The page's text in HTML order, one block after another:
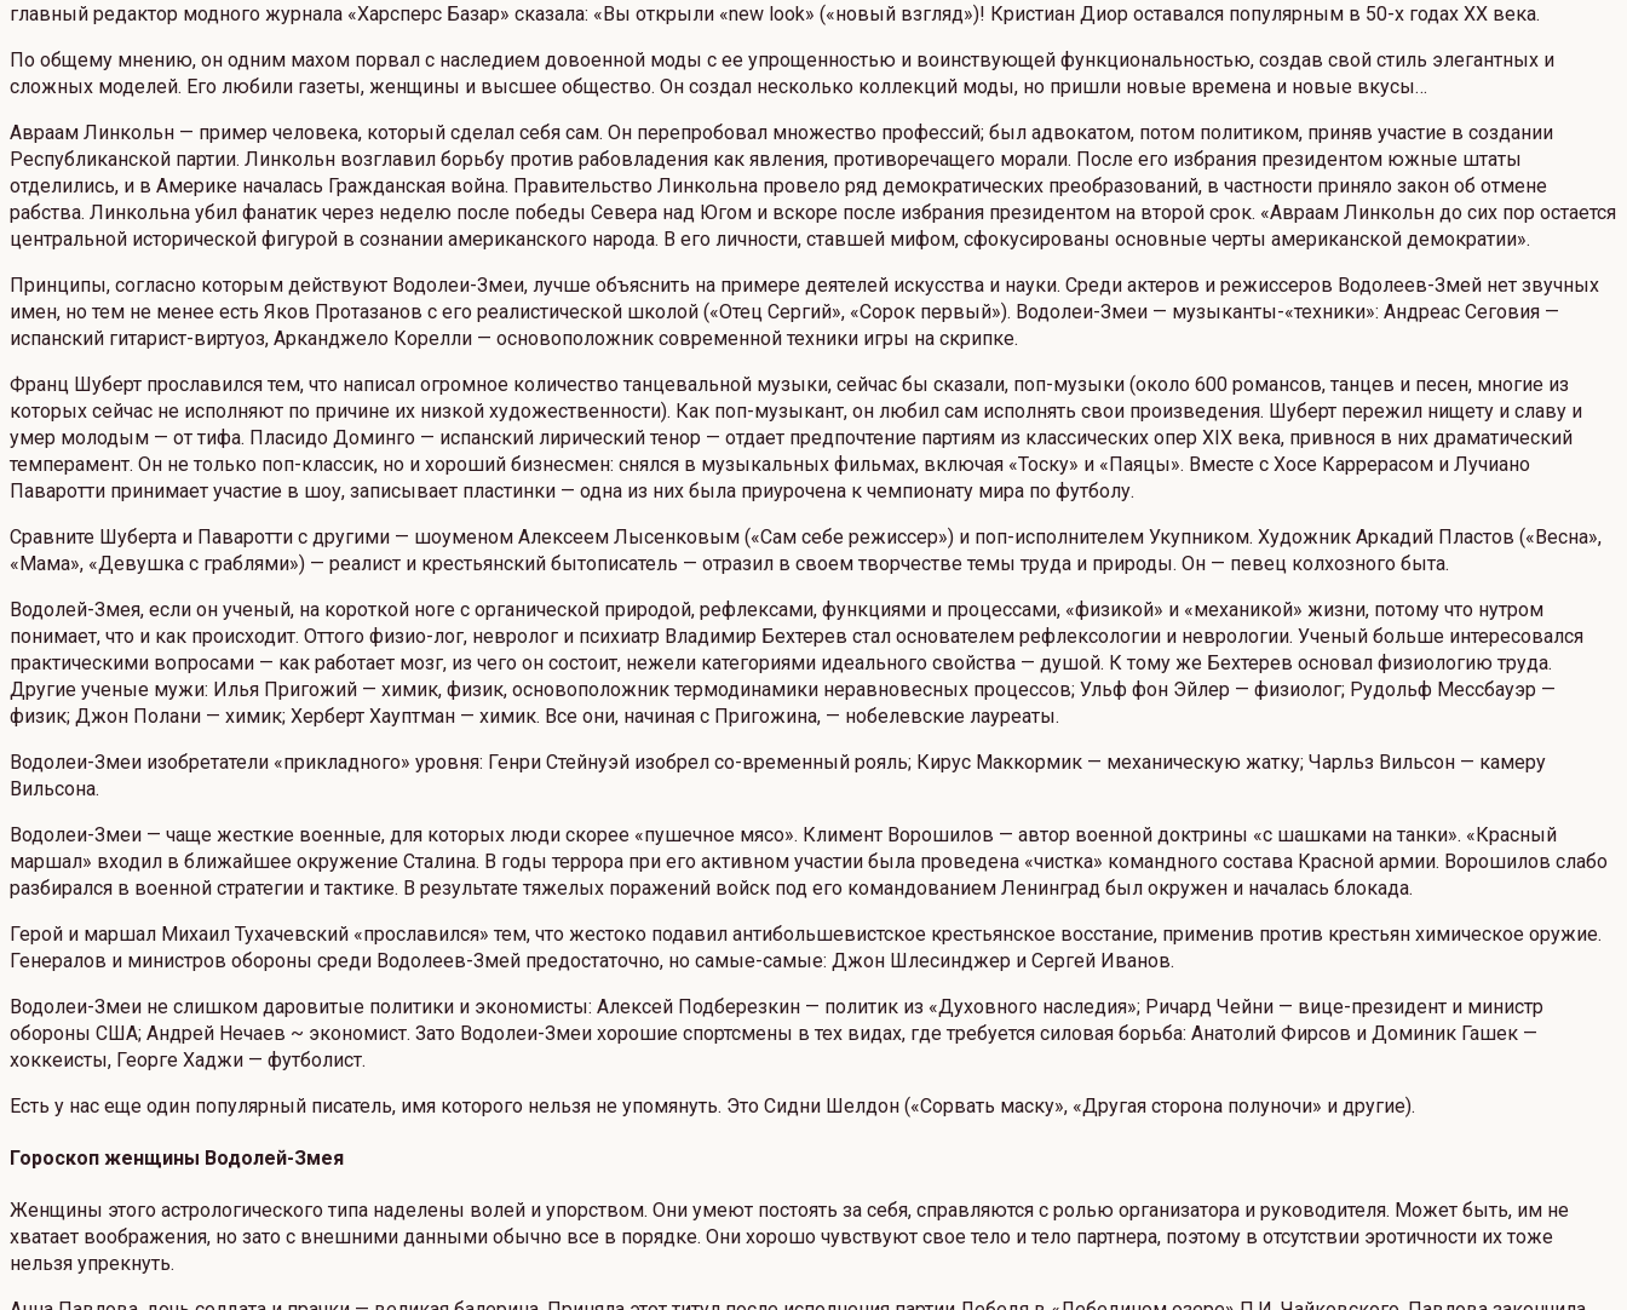
главный редактор модного журнала «Харсперс Базар» сказала: «Вы открыли «new look» («новый взгляд»)! Кристиан Диор оставался популярным в 50-х годах XX века.
По общему мнению, он одним махом порвал с наследием довоенной моды с ее упрощенностью и воинствующей функциональностью, создав свой стиль элегантных и
сложных моделей. Его любили газеты, женщины и высшее общество. Он создал несколько коллекций моды, но пришли новые времена и новые вкусы…
Авраам Линкольн — пример человека, который сделал себя сам. Он перепробовал множество профессий; был адвокатом, потом политиком, приняв участие в создании
Республиканской партии. Линкольн возглавил борьбу против рабовладения как явления, противоречащего морали. После его избрания президентом южные штаты
отделились, и в Америке началась Гражданская война. Правительство Линкольна провело ряд демократических преобразований, в частности приняло закон об отмене
рабства. Линкольна убил фанатик через неделю после победы Севера над Югом и вскоре после избрания президентом на второй срок. «Авраам Линкольн до сих пор остается
центральной исторической фигурой в сознании американского народа. В его личности, ставшей мифом, сфокусированы основные черты американской демократии».
Принципы, согласно которым действуют Водолеи-Змеи, лучше объяснить на примере деятелей искусства и науки. Среди актеров и режиссеров Водолеев-Змей нет звучных
имен, но тем не менее есть Яков Протазанов с его реалистической школой («Отец Сергий», «Сорок первый»). Водолеи-Змеи — музыканты-«техники»: Андреас Сеговия —
испанский гитарист-виртуоз, Арканджело Корелли — основоположник современной техники игры на скрипке.
Франц Шуберт прославился тем, что написал огромное количество танцевальной музыки, сейчас бы сказали, поп-музыки (около 600 романсов, танцев и песен, многие из
которых сейчас не исполняют по причине их низкой художественности). Как поп-музыкант, он любил сам исполнять свои произведения. Шуберт пережил нищету и славу и
умер молодым — от тифа. Пласидо Доминго — испанский лирический тенор — отдает предпочтение партиям из классических опер XIX века, привнося в них драматический
темперамент. Он не только поп-классик, но и хороший бизнесмен: снялся в музыкальных фильмах, включая «Тоску» и «Паяцы». Вместе с Хосе Каррерасом и Лучиано
Паваротти принимает участие в шоу, записывает пластинки — одна из них была приурочена к чемпионату мира по футболу.
Сравните Шуберта и Паваротти с другими — шоуменом Алексеем Лысенковым («Сам себе режиссер») и поп-исполнителем Укупником. Художник Аркадий Пластов («Весна»,
«Мама», «Девушка с граблями») — реалист и крестьянский бытописатель — отразил в своем творчестве темы труда и природы. Он — певец колхозного быта.
Водолей-Змея, если он ученый, на короткой ноге с органической природой, рефлексами, функциями и процессами, «физикой» и «механикой» жизни, потому что нутром
понимает, что и как происходит. Оттого физио-лог, невролог и психиатр Владимир Бехтерев стал основателем рефлексологии и неврологии. Ученый больше интересовался
практическими вопросами — как работает мозг, из чего он состоит, нежели категориями идеального свойства — душой. К тому же Бехтерев основал физиологию труда.
Другие ученые мужи: Илья Пригожий — химик, физик, основоположник термодинамики неравновесных процессов; Ульф фон Эйлер — физиолог; Рудольф Мессбауэр —
физик; Джон Полани — химик; Херберт Хауптман — химик. Все они, начиная с Пригожина, — нобелевские лауреаты.
Водолеи-Змеи изобретатели «прикладного» уровня: Генри Стейнуэй изобрел со-временный рояль; Кирус Маккормик — механическую жатку; Чарльз Вильсон — камеру
Вильсона.
Водолеи-Змеи — чаще жесткие военные, для которых люди скорее «пушечное мясо». Климент Ворошилов — автор военной доктрины «с шашками на танки». «Красный
маршал» входил в ближайшее окружение Сталина. В годы террора при его активном участии была проведена «чистка» командного состава Красной армии. Ворошилов слабо
разбирался в военной стратегии и тактике. В результате тяжелых поражений войск под его командованием Ленинград был окружен и началась блокада.
Герой и маршал Михаил Тухачевский «прославился» тем, что жестоко подавил антибольшевистское крестьянское восстание, применив против крестьян химическое оружие.
Генералов и министров обороны среди Водолеев-Змей предостаточно, но самые-самые: Джон Шлесинджер и Сергей Иванов.
Водолеи-Змеи не слишком даровитые политики и экономисты: Алексей Подберезкин — политик из «Духовного наследия»; Ричард Чейни — вице-президент и министр
обороны США; Андрей Нечаев ~ экономист. Зато Водолеи-Змеи хорошие спортсмены в тех видах, где требуется силовая борьба: Анатолий Фирсов и Доминик Гашек —
хоккеисты, Георге Хаджи — футболист.
Есть у нас еще один популярный писатель, имя которого нельзя не упомянуть. Это Сидни Шелдон («Сорвать маску», «Другая сторона полуночи» и другие).
Гороскоп женщины Водолей-Змея
Женщины этого астрологического типа наделены волей и упорством. Они умеют постоять за себя, справляются с ролью организатора и руководителя. Может быть, им не
хватает воображения, но зато с внешними данными обычно все в порядке. Они хорошо чувствуют свое тело и тело партнера, поэтому в отсутствии эротичности их тоже
нельзя упрекнуть.